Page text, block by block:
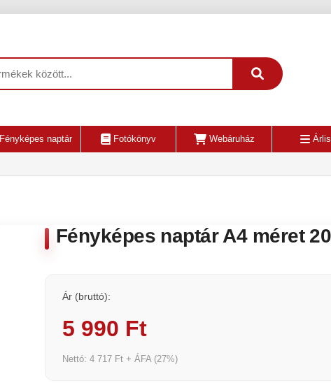
Fényképes naptár Fotókönyv Webáruház
Fényképes naptár A4 méret
Ár (bruttó):
5 990 Ft
Nettó: 4 717 Ft + ÁFA (27%)